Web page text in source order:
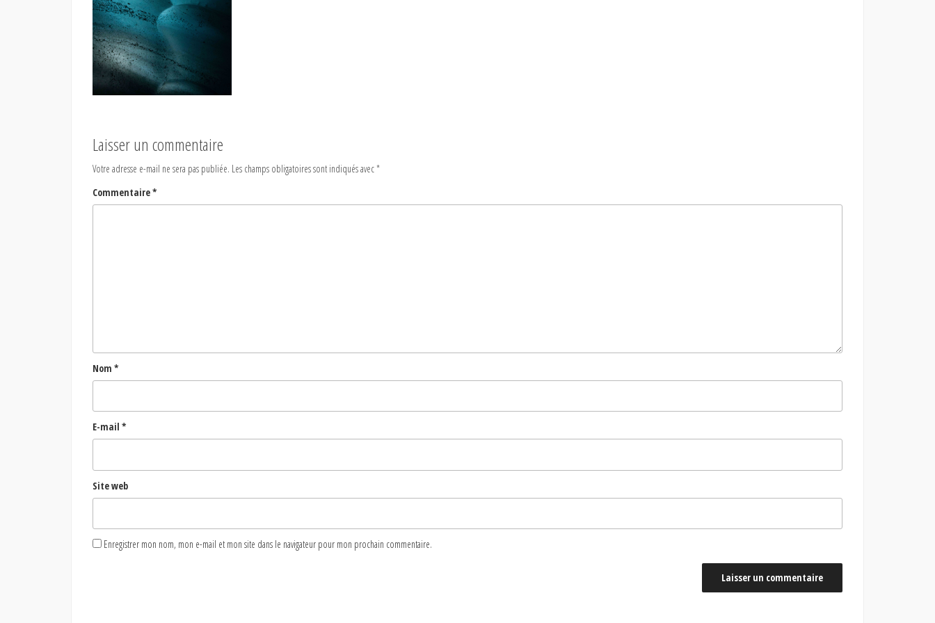
Laisser un commentaire
Votre adresse e-mail ne sera pas publiée. Les champs obligatoires sont indiqués avec*
Commentaire*
Nom *
E-mail *
Site web
Enregistrer mon nom, mon e-mail et mon site dans le navigateur pour mon prochain commentaire.